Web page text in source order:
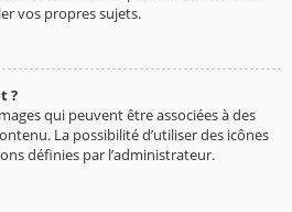
vos propres sujets.
?
qui peuvent être associées à des
La possibilité d’utiliser des icônes
définies par l’administrateur.